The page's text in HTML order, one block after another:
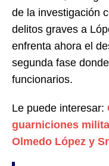
de la investigación
delitos graves a
enfrenta ahora el
segunda fase
funcionarios.
Le puede interesar:
guarniciones
Olmedo López y